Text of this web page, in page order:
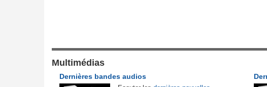
Multimédias
Dernières bandes audios
2
citoyens divisés